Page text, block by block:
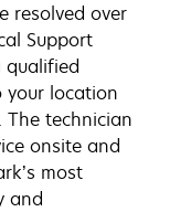
resolved over
Support
qualified
your location
The technician
onsite and
most
and